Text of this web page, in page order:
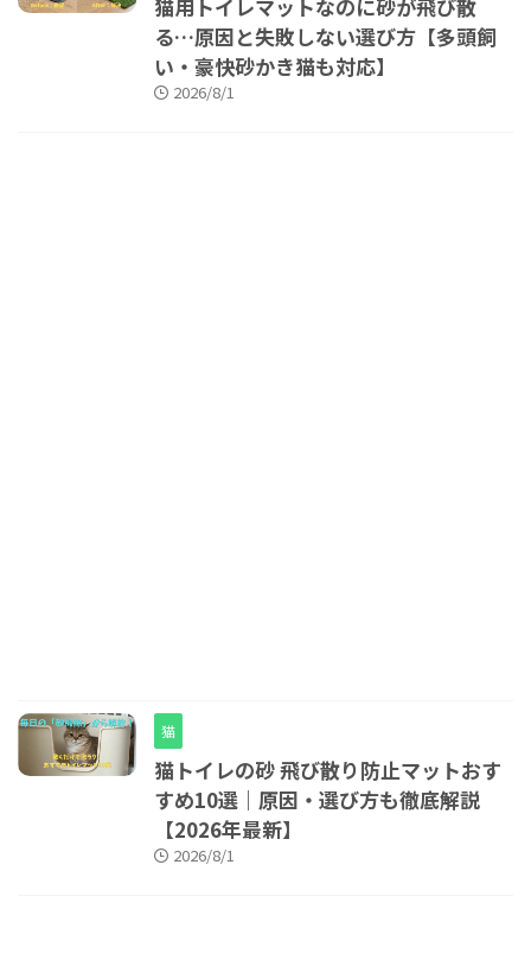
猫用トイレマットなのに砂が飛び散
る…原因と失敗しない選び方【多頭飼
い・豪快砂かき猫も対応】
2026/8/1
猫
猫トイレの砂 飛び散り防止マットおす
すめ10選｜原因・選び方も徹底解説
【2026年最新】
2026/8/1